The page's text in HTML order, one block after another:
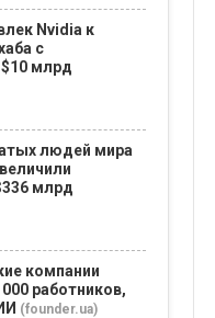
Nvidia к
с
млрд
людей мира
млрд
компании
работников,
(founder.ua)